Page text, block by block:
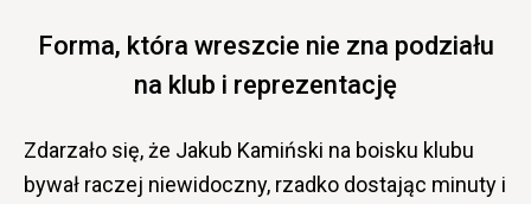
Forma, która wreszcie nie zna podziału
na klub i reprezentację
Zdarzało się, że Jakub Kamiński na boisku klubu
bywał raczej niewidoczny, rzadko dostając minuty i